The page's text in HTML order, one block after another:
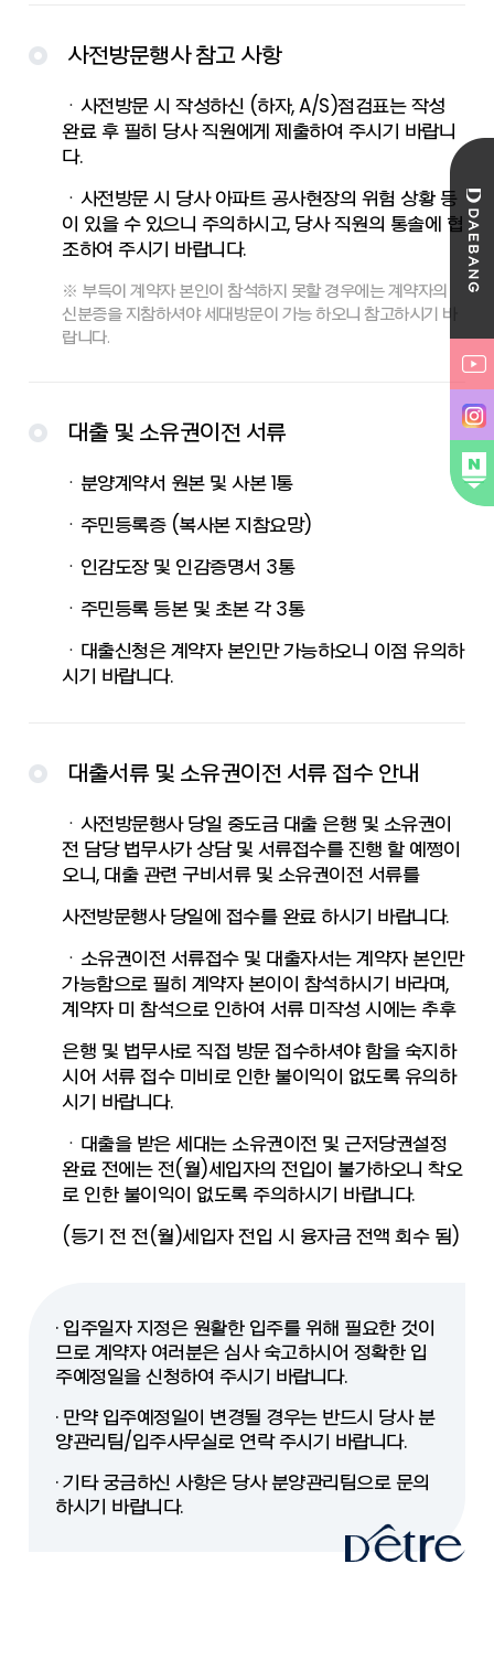
사전방문행사 참고 사항
ㆍ사전방문 시 작성하신 (하자, A/S)점검표는 작성
완료 후 필히 당사 직원에게 제출하여 주시기 바랍니
다.
ㆍ사전방문 시 당사 아파트 공사현장의 위험 상황 등
이 있을 수 있으니 주의하시고, 당사 직원의 통솔에 협
조하여 주시기 바랍니다.
※ 부득이 계약자 본인이 참석하지 못할 경우에는 계약자의
신분증을 지참하셔야 세대방문이 가능 하오니 참고하시기 바
랍니다.
대출 및 소유권이전 서류
ㆍ분양계약서 원본 및 사본 1통
ㆍ주민등록증 (복사본 지참요망)
ㆍ인감도장 및 인감증명서 3통
ㆍ주민등록 등본 및 초본 각 3통
ㆍ대출신청은 계약자 본인만 가능하오니 이점 유의하
시기 바랍니다.
대출서류 및 소유권이전 서류 접수 안내
ㆍ사전방문행사 당일 중도금 대출 은행 및 소유권이
전 담당 법무사가 상담 및 서류접수를 진행 할 예쩡이
오니, 대출 관련 구비서류 및 소유권이전 서류를
사전방문행사 당일에 접수를 완료 하시기 바랍니다.
ㆍ소유권이전 서류접수 및 대출자서는 계약자 본인만
가능함으로 필히 계약자 본이이 참석하시기 바라며,
계약자 미 참석으로 인하여 서류 미작성 시에는 추후
은행 및 법무사로 직접 방문 접수하셔야 함을 숙지하
시어 서류 접수 미비로 인한 불이익이 없도록 유의하
시기 바랍니다.
ㆍ대출을 받은 세대는 소유권이전 및 근저당권설정
완료 전에는 전(월)세입자의 전입이 불가하오니 착오
로 인한 불이익이 없도록 주의하시기 바랍니다.
(등기 전 전(월)세입자 전입 시 융자금 전액 회수 됨)
· 입주일자 지정은 원활한 입주를 위해 필요한 것이
므로 계약자 여러분은 심사 숙고하시어 정확한 입
주예정일을 신청하여 주시기 바랍니다.
· 만약 입주예정일이 변경될 경우는 반드시 당사 분
양관리팀/입주사무실로 연락 주시기 바랍니다.
· 기타 궁금하신 사항은 당사 분양관리팀으로 문의
하시기 바랍니다.